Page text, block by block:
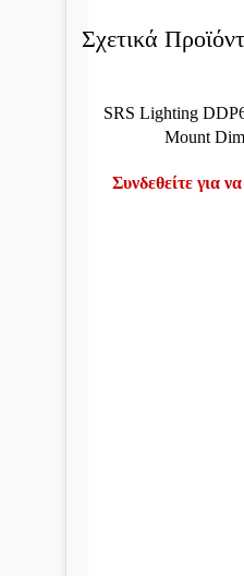
Σχετικά
ΔΙΑΒΆΣΤΕ
SRS Lighting
Mount
Συνδεθείτε για